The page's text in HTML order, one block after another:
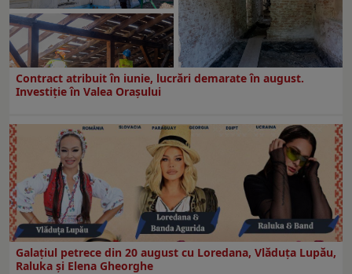
Contract atribuit în iunie, lucrări demarate în august.
Investiţie în Valea Oraşului
Galaţiul petrece din 20 august cu Loredana, Vlăduța Lupău,
Raluka și Elena Gheorghe